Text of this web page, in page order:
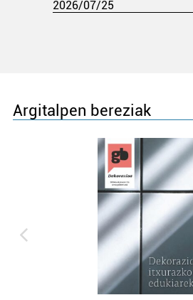
2026/07/25
Argitalpen bereziak